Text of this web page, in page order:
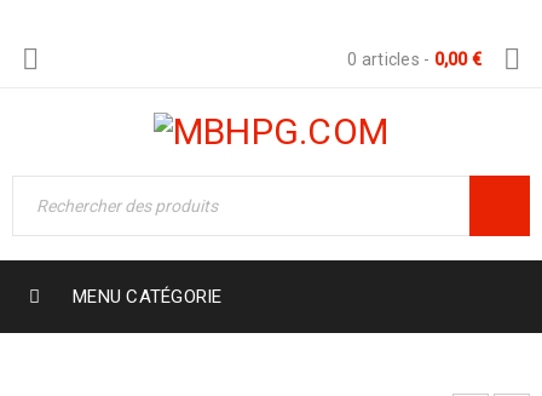
0 articles - 0,00€
MENU CATÉGORIE